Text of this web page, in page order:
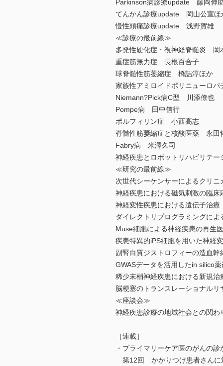
Parkinson病診療update 藤岡伸
てんかん診療update 岡山公宣ほ
慢性頭痛診療update 浅野賀雄
≪診療の最前線≫
多発性硬化症・視神経脊髄炎 岡
重症筋無力症 長根百合子
球脊髄性筋萎縮症 橋詰淳ほか
家族性アミロイドポリニューロ
Niemann?Pick病C型 川添僚也
Pompe病 田中信行
ポルフィリン症 小西高志
脊髄性筋萎縮症と核酸医薬 永田
Fabry病 米澤久司
神経疾患とロボットリハビリテ
≪研究の最前線≫
次世代シーケンサーによるクリ
神経疾患における磁気刺激の臨
神経変性疾患における遺伝子治
ダイレクトリプログラミングに
Muse細胞による神経疾患の再生
疾患特異的iPS細胞を用いた神経
副腎白質ジストロフィーの造血
GWASデータを活用したin silico
稀少末梢神経疾患における新規
脳梗塞のトランスレーショナル
≪座談会≫
神経疾患診療の地域社会との関
［連載］
・プライマリーケア医のがんの
第12回 かかりつけ患者さんに